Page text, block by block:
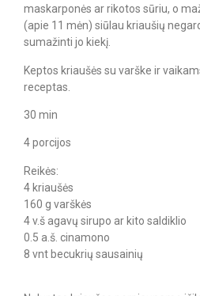
maskarponės ar rikotos sūriu, o
(apie 11 mėn) siūlau kriaušių
sumažinti jo kiekį.
Keptos kriaušės su varške ir
receptas.
30 min
4 porcijos
Reikės:
4 kriaušės
160 g varškės
4 v.š agavų sirupo ar kito saldiklio
0.5 a.š. cinamono
8 vnt becukrių sausainių